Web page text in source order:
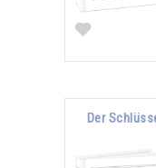
Der